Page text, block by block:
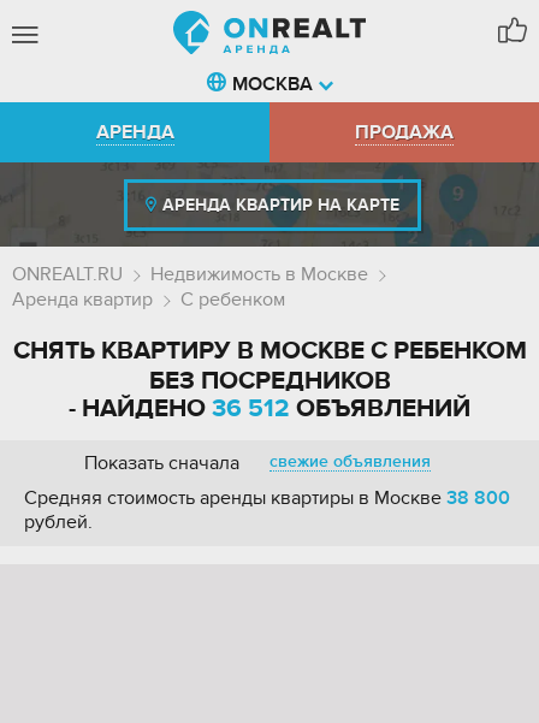
МОСКВА
АРЕНДА
ПРОДАЖА
АРЕНДА КВАРТИР НА КАРТЕ
ONREALT.RU
Недвижимость в Москве
Аренда квартир
С ребенком
СНЯТЬ КВАРТИРУ В МОСКВЕ С РЕБЕНКОМ
БЕЗ ПОСРЕДНИКОВ
- НАЙДЕНО 36 512 ОБЪЯВЛЕНИЙ
Показать сначала свежие объявления
Средняя стоимость аренды квартиры в Москве 38 800
рублей.